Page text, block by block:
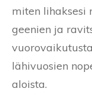
miten lihaksesi
geenien ja
lähivuosien
aloista.